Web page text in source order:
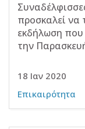
προσκαλεί να
εκδήλωση
την
18 Ιαν 2020
Επικαιρότητα